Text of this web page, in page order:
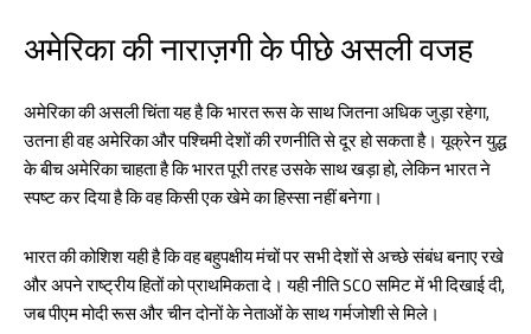
अमेरिका की नाराज़गी के पीछे असली वजह
अमेरिका की असली चिंता यह है कि भारत रूस के साथ जितना अधिक जुड़ा रहेगा,
उतना ही वह अमेरिका और पश्चिमी देशों की रणनीति से दूर हो सकता है। यूक्रेन युद्ध
के बीच अमेरिका चाहता है कि भारत पूरी तरह उसके साथ खड़ा हो, लेकिन भारत ने
स्पष्ट कर दिया है कि वह किसी एक खेमे का हिस्सा नहीं बनेगा।
भारत की कोशिश यही है कि वह बहुपक्षीय मंचों पर सभी देशों से अच्छे संबंध बनाए रखे
और अपने राष्ट्रीय हितों को प्राथमिकता दे। यही नीति SCO समिट में भी दिखाई दी,
जब पीएम मोदी रूस और चीन दोनों के नेताओं के साथ गर्मजोशी से मिले।